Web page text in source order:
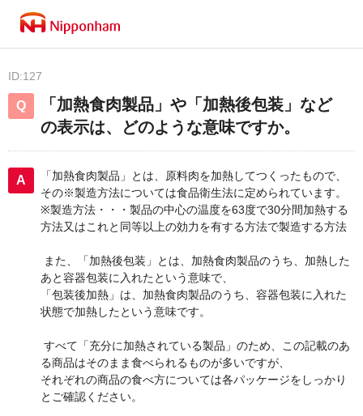
ID:127
「加熱食肉製品」や「加熱後包装」など
の表示は、どのような意味ですか。
「加熱食肉製品」とは、原料肉を加熱してつくったもので、
その※製造方法については食品衛生法に定められています。
※製造方法・・・製品の中心の温度を63度で30分間加熱する
方法又はこれと同等以上の効力を有する方法で製造する方法
また、「加熱後包装」とは、加熱食肉製品のうち、加熱した
あと容器包装に入れたという意味で、
「包装後加熱」は、加熱食肉製品のうち、容器包装に入れた
状態で加熱したという意味です。
すべて「充分に加熱されている製品」のため、この記載のあ
る商品はそのまま食べられるものが多いですが、
それぞれの商品の食べ方については各パッケージをしっかり
とご確認ください。